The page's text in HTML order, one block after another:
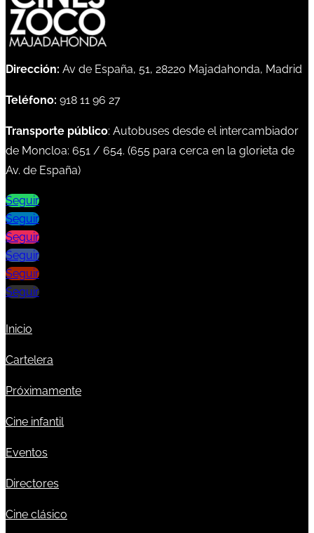
Dirección: Av de España, 51, 28220 Majadahonda, Madrid
Teléfono: 918 11 96 27
Transporte público: Autobuses desde el intercambiador
de Moncloa: 651 / 654. (655 para cerca en la glorieta de
Av. de España)
Seguir
Seguir
Seguir
Seguir
Seguir
Seguir
Inicio
Cartelera
Próximamente
Cine infantil
Eventos
Directores
Cine clásico